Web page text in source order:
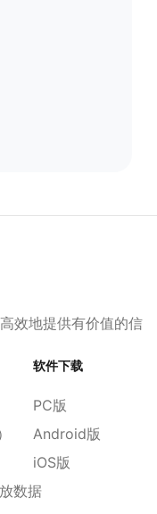
效地提供有价值的信
数据
软件下载
PC版
Android版
iOS版